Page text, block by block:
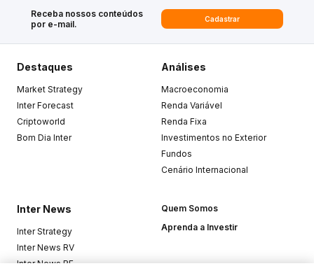
Receba nossos conteúdos
por e-mail.
Cadastrar
Destaques
Market Strategy
Inter Forecast
Criptoworld
Bom Dia Inter
Análises
Macroeconomia
Renda Variável
Renda Fixa
Investimentos no Exterior
Fundos
Cenário Internacional
Inter News
Inter Strategy
Inter News RV
Inter News RF
Quem Somos
Aprenda a Investir